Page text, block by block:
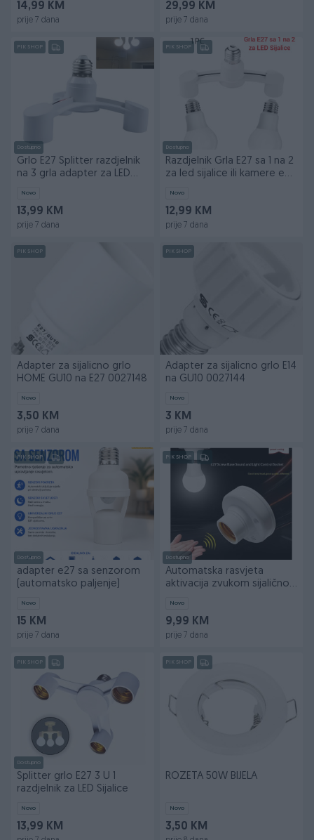
14,99 KM
prije 7 dana
29,99 KM
prije 7 dana
PIK SHOP
Dostupno
Grlo E27 Splitter razdjelnik
na 3 grla adapter za LED
Novo
13,99 KM
prije 7 dana
PIK SHOP
Dostupno
Razdjelnik Grla E27 sa 1 na 2
za led sijalice ili kamere e27
Novo
12,99 KM
prije 7 dana
PIK SHOP
Adapter za sijalicno grlo
HOME GU10 na E27 0027148
Novo
3,50 KM
prije 7 dana
PIK SHOP
Adapter za sijalicno grlo E14
na GU10 0027144
Novo
3 KM
prije 7 dana
PIK SHOP
Dostupno
adapter e27 sa senzorom
(automatsko paljenje)
Novo
15 KM
prije 7 dana
PIK SHOP
Dostupno
Automatska rasvjeta
aktivacija zvukom sijalično
Novo
9,99 KM
prije 7 dana
PIK SHOP
Dostupno
Splitter grlo E27 3 U 1
razdjelnik za LED Sijalice
Novo
13,99 KM
PIK SHOP
ROZETA 50W BIJELA
Novo
3,50 KM